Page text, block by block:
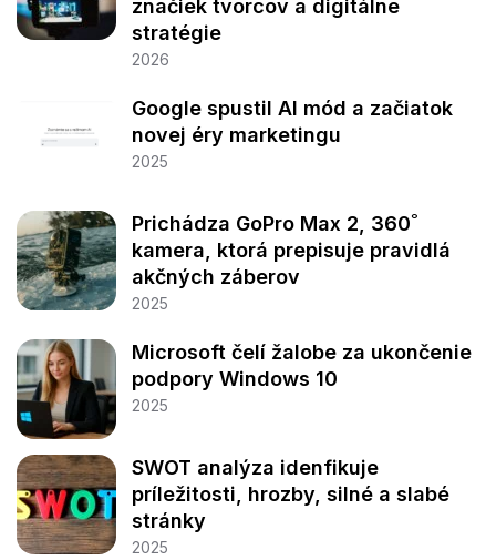
značiek tvorcov a digitálne
stratégie
2026
Google spustil AI mód a začiatok
novej éry marketingu
2025
Prichádza GoPro Max 2, 360˚
kamera, ktorá prepisuje pravidlá
akčných záberov
2025
Microsoft čelí žalobe za ukončenie
podpory Windows 10
2025
SWOT analýza idenfikuje
príležitosti, hrozby, silné a slabé
stránky
2025